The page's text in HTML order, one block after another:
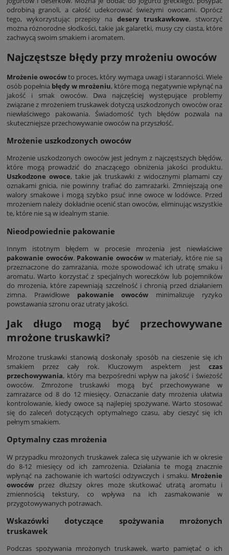
odrobiną granoli, a całość udekorować świeżymi owocami. Oprócz
tego, wykorzystując przepisy na desery truskawkowe, stworzyć
można różnorodne słodkości, takie jak galaretki, musy czy ciasta, które
zachwycą swoim smakiem i aromatem.
Najczęstsze błędy przy mrożeniu owoców
Mrożenie owocówto proces, który wymaga uwagi i staranności. Wiele
osób popełnia błędy w mrożeniu, które mogą negatywnie wpłynąć na
jakość i smak owoców. Dwa najczęściej występujące problemy
związane z mrożeniem truskawek dotyczą uszkodzonych owoców oraz
niewłaściwego pakowania. Świadomość tych błędów pozwala na
skuteczniejsze przechowywanie owoców na przyszłość.
Mrożenie uszkodzonych owoców
Mrożenie uszkodzonych owoców jest jednym z najczęstszych błędów,
które mogą prowadzić do znaczącego obniżenia jakości produktu.
Uszkodzone owoce, takie jak truskawki z widocznymi plamami czy
oznakami gnicia, nie powinny trafiać do zamrażarki. Zmniejszają one
walory smakowe i mogą szybko psuć inne owoce w lodówce. Przed
mrożeniem należy dokładnie ocenić stan owoców, eliminując wszystkie
te, które nie są w idealnym stanie.
Nieodpowiednie pakowanie
Innym istotnym błędem w procesie mrożenia jest niewłaściwe
pakowanie owoców. Pakowanie owocóww materiały, które nie są
przeznaczone do zamrażania, może spowodować ich utratę smaku i
aromatu. Warto korzystać z specjalnych woreczków lub pojemników
do mrożenia, które zapewniają szczelność i chronią przed działaniem
zimna. Prawidłowe pakowanie owoców minimalizuje ryzyko
powstawania szronu oraz utraty jakości.
Jak długo mogą być przechowywane
mrożone truskawki?
Mrożone truskawki stanowią doskonały sposób na cieszenie się ich
smakiem przez cały rok. Kluczowym aspektem jest czas
przechowywania, który ma bezpośredni wpływ na jakość i świeżość
owoców. Zmrożone truskawki mogą być przechowywane w
zamrażarce od 8 do 12 miesięcy. Oznaczanie daty mrożenia ułatwia
kontrolowanie, kiedy owoce są najlepiej spożywane. Warto stosować
się do zaleceń dotyczących optymalnego czasu, aby cieszyć się ich
pełnym smakiem.
Optymalny czas mrożenia
W przypadku mrożonych truskawek zaleca się używanie ich w okresie
do 8-12 miesięcy od ich zamrożenia. Działania te mogą znacznie
wpłynąć na zachowanie ich wartości odżywczych i smaku. Mrożenie
owoców przez dłuższy okres może skutkować utratą aromatu i
zmiennością tekstury, co wpływa na ich zasmakowanie w
przygotowywanych potrawach.
Wskazówki dotyczące spożywania mrożonych
truskawek
Podczas spożywania mrożonych truskawek, warto pamiętać o ich